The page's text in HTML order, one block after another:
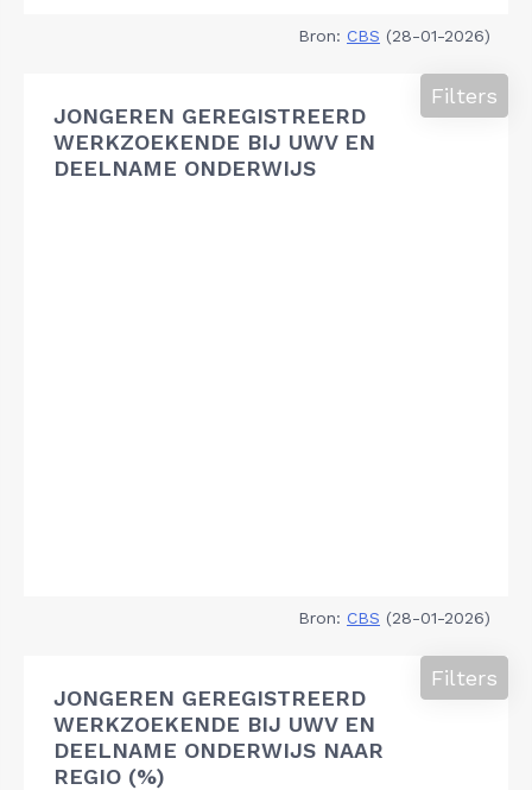
Bron: CBS (28-01-2026)
JONGEREN GEREGISTREERD
WERKZOEKENDE BIJ UWV EN
DEELNAME ONDERWIJS
Filters
Bron: CBS (28-01-2026)
JONGEREN GEREGISTREERD
WERKZOEKENDE BIJ UWV EN
DEELNAME ONDERWIJS NAAR
REGIO (%)
Filters